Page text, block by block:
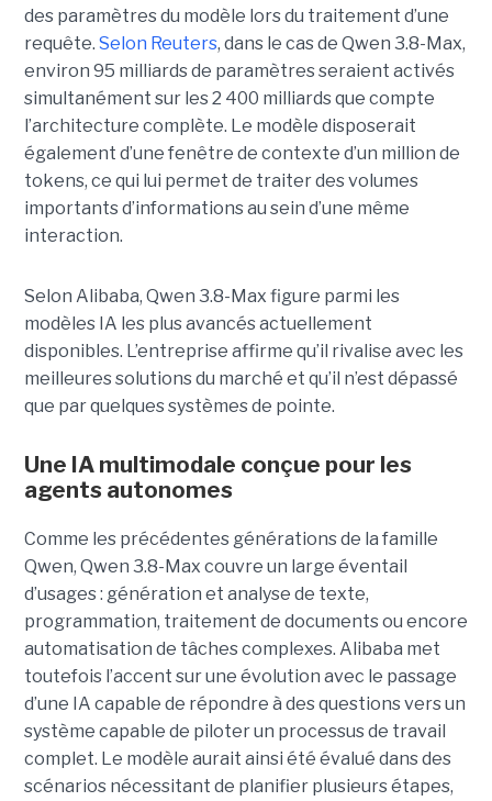
des paramètres du modèle lors du traitement d’une
requête. Selon Reuters, dans le cas de Qwen 3.8-Max,
environ 95 milliards de paramètres seraient activés
simultanément sur les 2 400 milliards que compte
l’architecture complète. Le modèle disposerait
également d’une fenêtre de contexte d’un million de
tokens, ce qui lui permet de traiter des volumes
importants d’informations au sein d’une même
interaction.
Selon Alibaba, Qwen 3.8-Max figure parmi les
modèles IA les plus avancés actuellement
disponibles. L’entreprise affirme qu’il rivalise avec les
meilleures solutions du marché et qu’il n’est dépassé
que par quelques systèmes de pointe.
Une IA multimodale conçue pour les
agents autonomes
Comme les précédentes générations de la famille
Qwen, Qwen 3.8-Max couvre un large éventail
d’usages : génération et analyse de texte,
programmation, traitement de documents ou encore
automatisation de tâches complexes. Alibaba met
toutefois l’accent sur une évolution avec le passage
d’une IA capable de répondre à des questions vers un
système capable de piloter un processus de travail
complet. Le modèle aurait ainsi été évalué dans des
scénarios nécessitant de planifier plusieurs étapes,